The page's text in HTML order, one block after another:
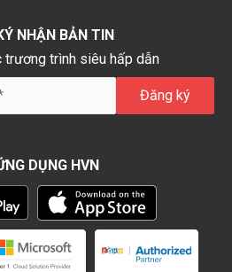
NHẬN BẢN TIN
trình siêu hấp dẫn
DỤNG HVN